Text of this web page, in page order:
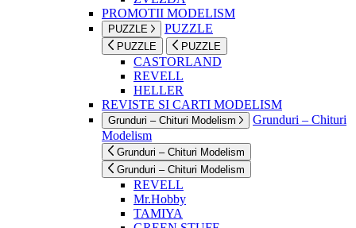
PROMOTII MODELISM
PUZZLE PUZZLE
PUZZLE PUZZLE
CASTORLAND
REVELL
HELLER
REVISTE SI CARTI MODELISM
Grunduri – Chituri Modelism
Grunduri – Chituri
Modelism
Grunduri – Chituri Modelism
Grunduri – Chituri Modelism
REVELL
Mr.Hobby
TAMIYA